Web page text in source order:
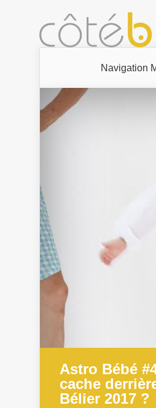
Navigation
Astro Bébé
cache
Bélier 2017 ?